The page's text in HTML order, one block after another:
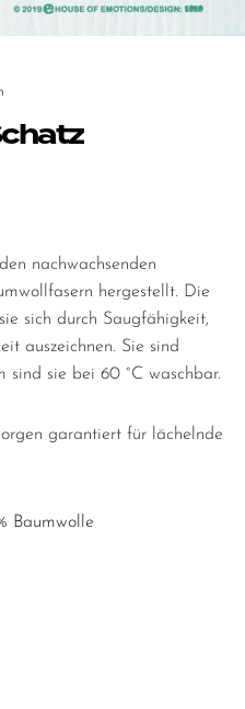
nachwachsenden
hergestellt. Die
sich durch Saugfähigkeit,
auszeichnen. Sie sind
sind sie bei 60 °C waschbar.
garantiert für lächelnde
Baumwolle